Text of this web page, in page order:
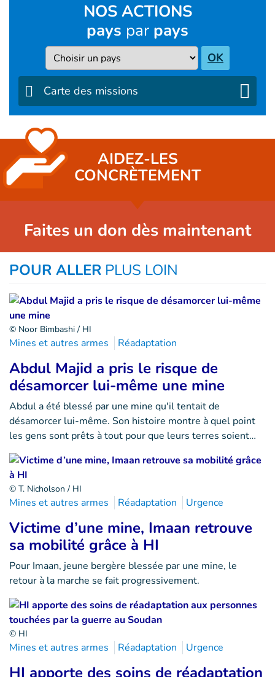
NOS ACTIONS
pays par pays
Pays OK
Carte des missions
AIDEZ-LES
CONCRÈTEMENT
Faites un don dès maintenant
POUR ALLER PLUS LOIN
© Noor Bimbashi / HI
Mines et autres armes Réadaptation
Abdul Majid a pris le risque de
désamorcer lui-même une mine
Abdul a été blessé par une mine qu'il tentait de
désamorcer lui-même. Son histoire montre à quel point
les gens sont prêts à tout pour que leurs terres soient…
© T. Nicholson / HI
Mines et autres armes Réadaptation Urgence
Victime d’une mine, Imaan retrouve
sa mobilité grâce à HI
Pour Imaan, jeune bergère blessée par une mine, le
retour à la marche se fait progressivement.
© HI
Mines et autres armes Réadaptation Urgence
HI apporte des soins de réadaptation